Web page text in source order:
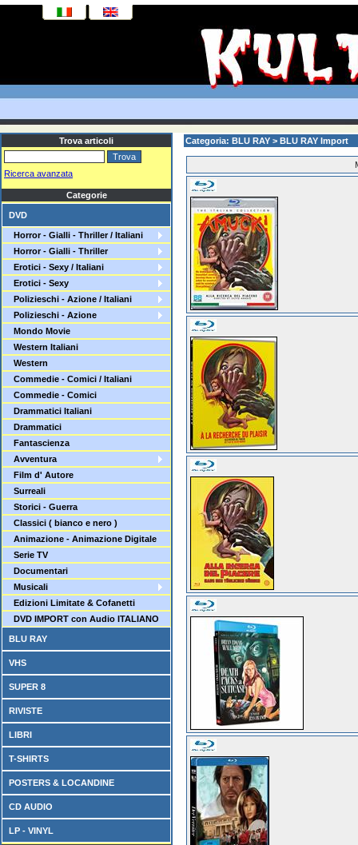
Trova articoli
Ricerca avanzata
Categorie
DVD
Horror - Gialli - Thriller / Italiani
Horror - Gialli - Thriller
Erotici - Sexy / Italiani
Erotici - Sexy
Polizieschi - Azione / Italiani
Polizieschi - Azione
Mondo Movie
Western Italiani
Western
Commedie - Comici / Italiani
Commedie - Comici
Drammatici Italiani
Drammatici
Fantascienza
Avventura
Film d' Autore
Surreali
Storici - Guerra
Classici ( bianco e nero )
Animazione - Animazione Digitale
Serie TV
Documentari
Musicali
Edizioni Limitate & Cofanetti
DVD IMPORT con Audio ITALIANO
BLU RAY
VHS
SUPER 8
RIVISTE
LIBRI
T-SHIRTS
POSTERS & LOCANDINE
CD AUDIO
LP - VINYL
Categoria: BLU RAY > BLU RAY Import